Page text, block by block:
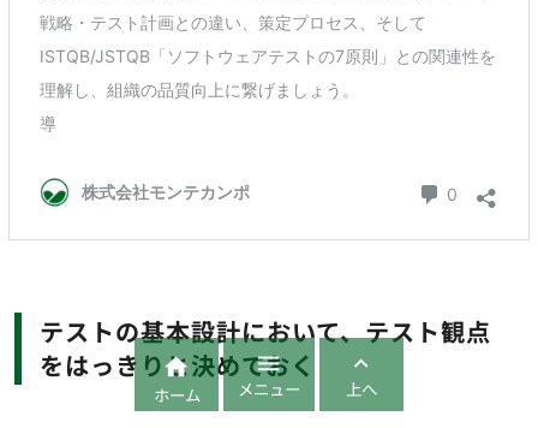
テストの基本設計において、テスト観点
をはっきりと決めておく

ホーム

メニュー

上へ